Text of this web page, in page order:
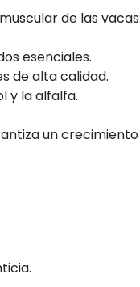
de las vacas:
esenciales.
de alta calidad.
y la alfalfa.
un